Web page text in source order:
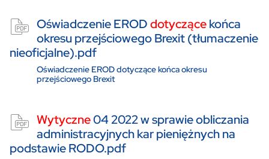
Oświadczenie ERODdotyczącekońca
okresu przejściowego Brexit (tłumaczenie
nieoficjalne).pdf
Oświadczenie EROD dotyczące końca okresu
przejściowego Brexit
Wytyczne04 2022 w sprawie obliczania
administracyjnych kar pieniężnych na
podstawie RODO.pdf